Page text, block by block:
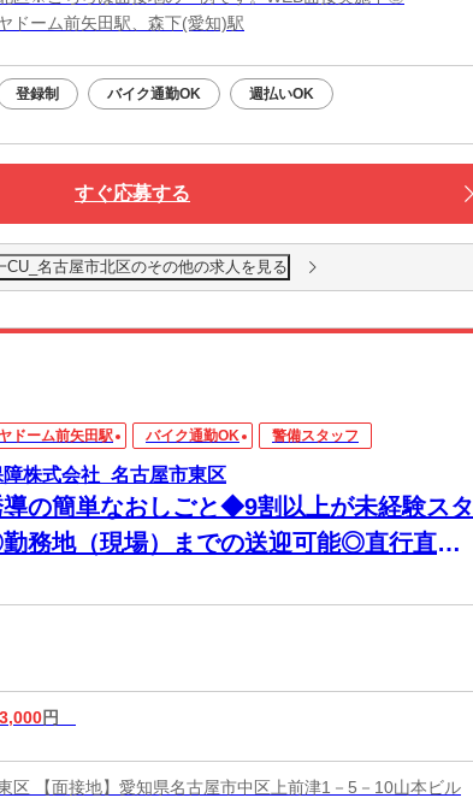
ドーム前矢田駅、森下(愛知)駅
登録制 バイク通勤OK 週払いOK
すぐ応募する
名古屋市北区のその他の求人を見る
ドーム前矢田駅 バイク通勤OK 警備スタッフ
株式会社_名古屋市東区
の簡単なおしごと◆9割以上が未経験スタ
務地（現場）までの送迎可能◎直行直帰
円
区 【面接地】愛知県名古屋市中区上前津1－5－10山本ビル